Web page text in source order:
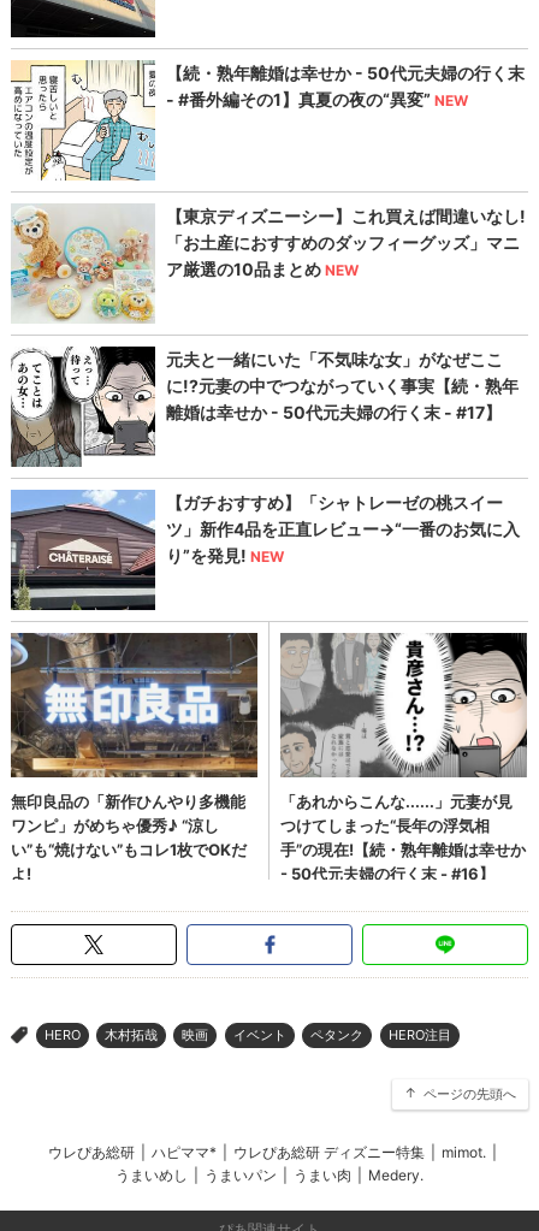
> HERO 木村拓哉 映画 イベント ペタンク HERO注目
ページの先頭へ
ウレぴあ総研 ハピママ* ウレぴあ総研 ディズニー特集 mimot.
うまいめし
うまいパン うまい肉 Medery.